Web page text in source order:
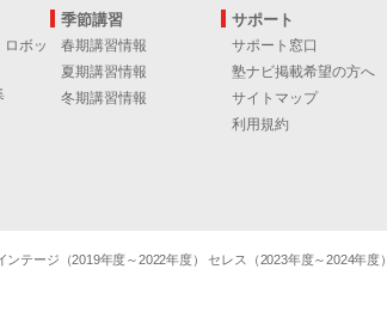
ロボッ
季節講習
春期講習情報
夏期講習情報
冬期講習情報
サポート
サポート窓口
塾ナビ掲載希望の方へ
サイトマップ
利用規約
テージ（2019年度～2022年度） セレス（2023年度～2024年度）